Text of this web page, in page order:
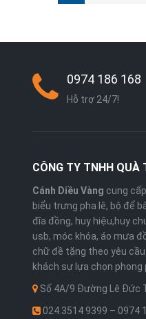
0974 186 168
Hỗ trợ 24/7!
CÔNG TY TNHH QUÀ
Cánh Diều Vàng cung
biểu trưng pha lê, bộ để
đĩa đồng, huy hiệu,huy
usb, móc khóa, áo mưa
chữ đề tặng theo yêu
khách sự lựa chọn phong
Số 4A/9 Đường Lê Đức
024.3514 9399 – 0974